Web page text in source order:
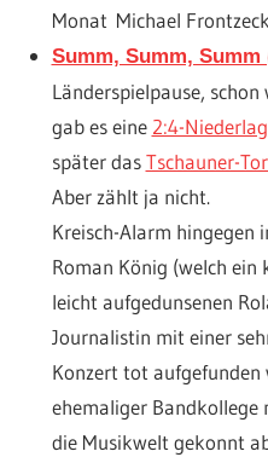
Monat Michael
Summ, Summ, Summ
Länderspielpause,
gab es eine 2:4-
später dasTschauner-
Aber zählt ja nicht.
Kreisch-Alarm hingegen
Roman König (welch
leicht aufgedunsenen
Journalistin mit einer
Konzert tot aufgefunden
ehemaliger
die Musikwelt gekonnt